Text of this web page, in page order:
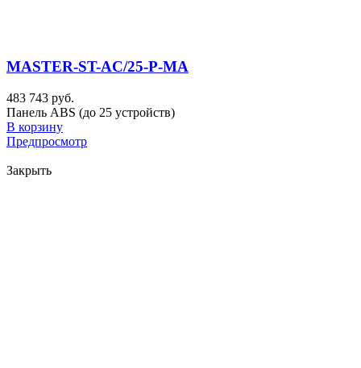
MASTER-ST-AC/25-P-MA
483 743 руб.
Панель ABS (до 25 устройств)
В корзину
Предпросмотр
Закрыть